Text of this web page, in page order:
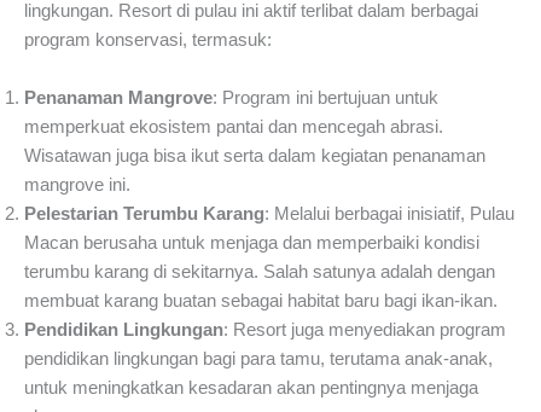
lingkungan. Resort di pulau ini aktif terlibat dalam berbagai
program konservasi, termasuk:
Penanaman Mangrove: Program ini bertujuan untuk
memperkuat ekosistem pantai dan mencegah abrasi.
Wisatawan juga bisa ikut serta dalam kegiatan penanaman
mangrove ini.
Pelestarian Terumbu Karang: Melalui berbagai inisiatif, Pulau
Macan berusaha untuk menjaga dan memperbaiki kondisi
terumbu karang di sekitarnya. Salah satunya adalah dengan
membuat karang buatan sebagai habitat baru bagi ikan-ikan.
Pendidikan Lingkungan: Resort juga menyediakan program
pendidikan lingkungan bagi para tamu, terutama anak-anak,
untuk meningkatkan kesadaran akan pentingnya menjaga